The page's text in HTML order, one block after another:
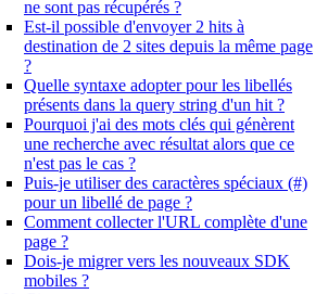
ne sont pas récupérés ?
Est-il possible d'envoyer 2 hits à
destination de 2 sites depuis la même page
?
Quelle syntaxe adopter pour les libellés
présents dans la query string d'un hit ?
Pourquoi j'ai des mots clés qui génèrent
une recherche avec résultat alors que ce
n'est pas le cas ?
Puis-je utiliser des caractères spéciaux (#)
pour un libellé de page ?
Comment collecter l'URL complète d'une
page ?
Dois-je migrer vers les nouveaux SDK
mobiles ?